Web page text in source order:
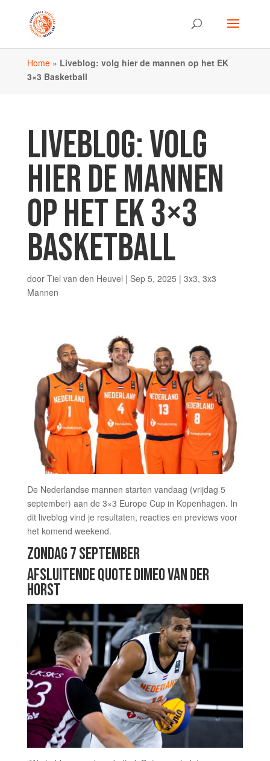
Home» Liveblog: volg hier de mannen op het EK
3×3 Basketball
LIVEBLOG: VOLG
HIER DE MANNEN
OP HET EK 3×3
BASKETBALL
door Tiel van den Heuvel | Sep 5, 2025 | 3x3, 3x3
Mannen
De Nederlandse mannen starten vandaag (vrijdag 5
september) aan de 3×3 Europe Cup in Kopenhagen. In
dit liveblog vind je resultaten, reacties en previews voor
het komend weekend.
ZONDAG 7 SEPTEMBER
AFSLUITENDE QUOTE DIMEO VAN DER
HORST